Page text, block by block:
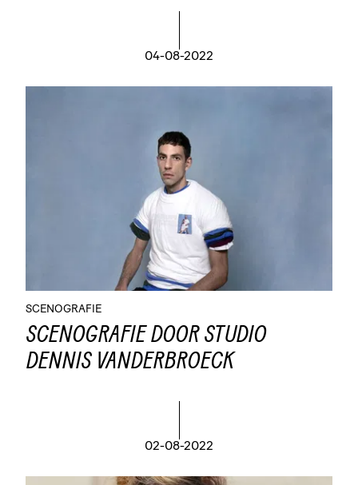
04-08-2022
SCENOGRAFIE
SCENOGRAFIE DOOR STUDIO
DENNIS VANDERBROECK
02-08-2022